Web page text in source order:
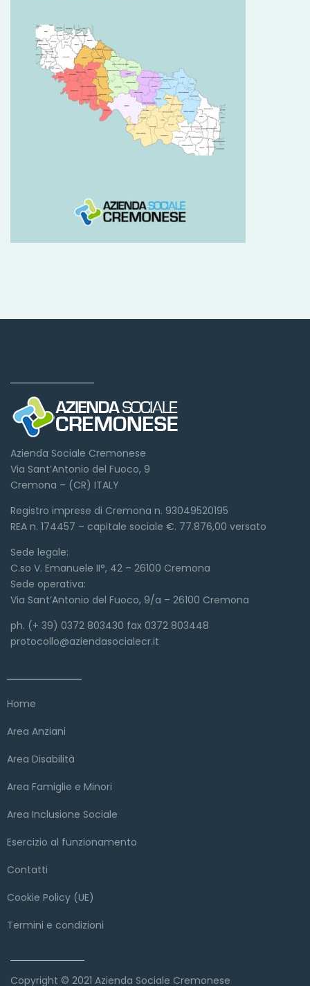
Azienda Sociale Cremonese
Via Sant’Antonio del Fuoco, 9
Cremona – (CR) ITALY
Registro imprese di Cremona n. 93049520195
REA n. 174457 – capitale sociale €. 77.876,00 versato
Sede legale:
C.so V. Emanuele II°, 42 – 26100 Cremona
Sede operativa:
Via Sant’Antonio del Fuoco, 9/a – 26100 Cremona
ph. (+ 39) 0372 803430 fax 0372 803448
protocollo@aziendasocialecr.it
Home
Area Anziani
Area Disabilità
Area Famiglie e Minori
Area Inclusione Sociale
Esercizio al funzionamento
Contatti
Cookie Policy (UE)
Termini e condizioni
Copyright © 2021 Azienda Sociale Cremonese